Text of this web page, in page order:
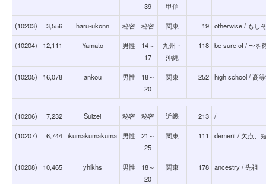
39
甲信
(10203) 3,556 haru-ukonn 秘密 秘密 関東 19 otherwise / もし
(10204) 12,111 Yamato 男性
14～
17
九州・
沖縄
118 be sure of / 〜を
(10205) 16,078 ankou 男性
18～
20
関東 252 high school / 高
(10206) 7,232 Suizei 秘密 秘密 近畿 213 /
(10207) 6,744 ikumakumakuma 男性
21～
25
関東 111 demerit / 欠点、
(10208) 10,465 yhikhs 男性
18～
20
関東 178 ancestry / 先祖